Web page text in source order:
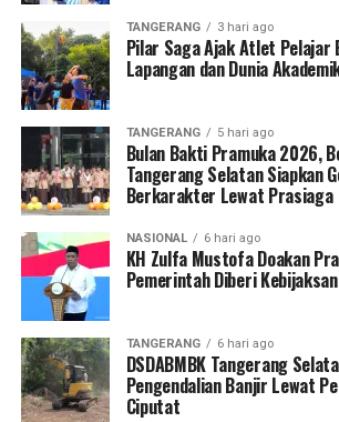
TANGERANG 3 hari ago
Pilar Saga Ajak Atlet
Lapangan dan Dunia
TANGERANG 5 hari ago
Bulan Bakti Pramuka 2026,
Tangerang Selatan Siapkan
Berkarakter Lewat Prasiaga
NASIONAL 6 hari ago
KH Zulfa Mustofa Doakan
Pemerintah Diberi
TANGERANG 6 hari ago
DSDABMBK Tangerang
Pengendalian Banjir Lewat
Ciputat